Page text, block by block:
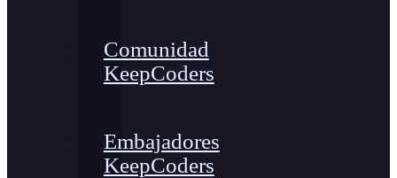
Comunidad
KeepCoders
Embajadores
KeepCoders